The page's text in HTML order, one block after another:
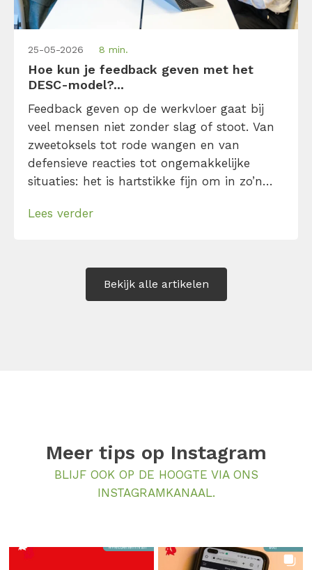
25-05-2026 8 min.
Hoe kun je feedback geven met het
DESC-model?...
Feedback geven op de werkvloer gaat bij
veel mensen niet zonder slag of stoot. Van
zweetoksels tot rode wangen en van
defensieve reacties tot ongemakkelijke
situaties: het is hartstikke fijn om in zo’n
DESC-feedbackmodel lukt dat. Volg je deze
Lees verder
Bekijk alle artikelen
Meer tips op Instagram
BLIJF OOK OP DE HOOGTE VIA ONS
INSTAGRAMKANAAL.